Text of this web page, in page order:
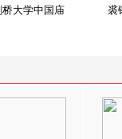
桥大学中国庙 裘